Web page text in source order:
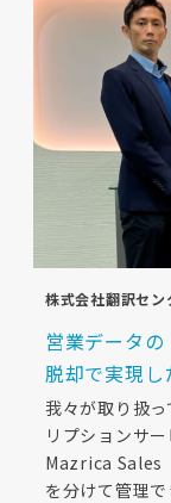
株式会社翻訳セン
営業データ
脱却で実現
我々が取り扱
リプションサ
Mazrica Sales
を分けて管理